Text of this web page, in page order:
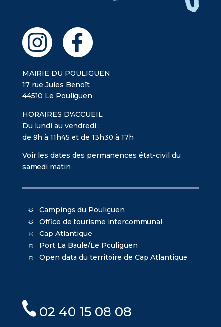
MAIRIE DU POULIGUEN
17 rue Jules Benoît
44510 Le Pouliguen
HORAIRES D'ACCUEIL
Du lundi au vendredi :
de 9h à 11h45 et de 13h30 à 17h
Voir les dates des permanences état-civil du
samedi matin
Campings du Pouliguen
Office de tourisme intercommunal
Cap Atlantique
Port La Baule/Le Pouliguen
Open data du territoire de Cap Atlantique
02 40 15 08 08